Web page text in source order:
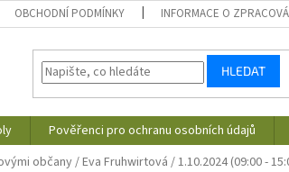
OBCHODNÍ PODMÍNKY INFORMACE O
HLEDAT
Pověřenci pro ochranu osobních údajů
občany / Eva Fruhwirtová / 1.10.2024 (09:00 -